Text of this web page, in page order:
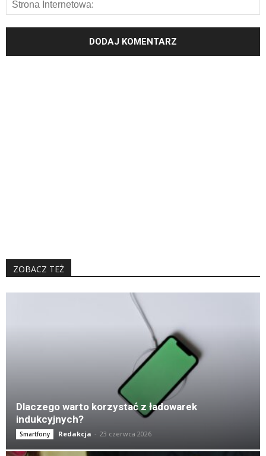
ZOBACZ TEŻ
Dlaczego warto korzystać z ładowarek
indukcyjnych?
Smartfony Redakcja - 23 czerwca 2026